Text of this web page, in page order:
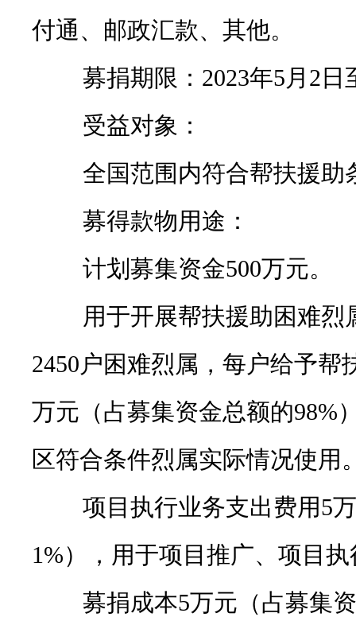
付通、邮政汇款、其他。
募捐期限：2023年5月2日
受益对象：
全国范围内符合帮扶援助
募得款物用途：
计划募集资金500万元。
用于开展帮扶援助困难烈
2450户困难烈属，每户给予帮
万元（占募集资金总额的98%
区符合条件烈属实际情况使用
项目执行业务支出费用5万
1%），用于项目推广、项目
募捐成本5万元（占募集资